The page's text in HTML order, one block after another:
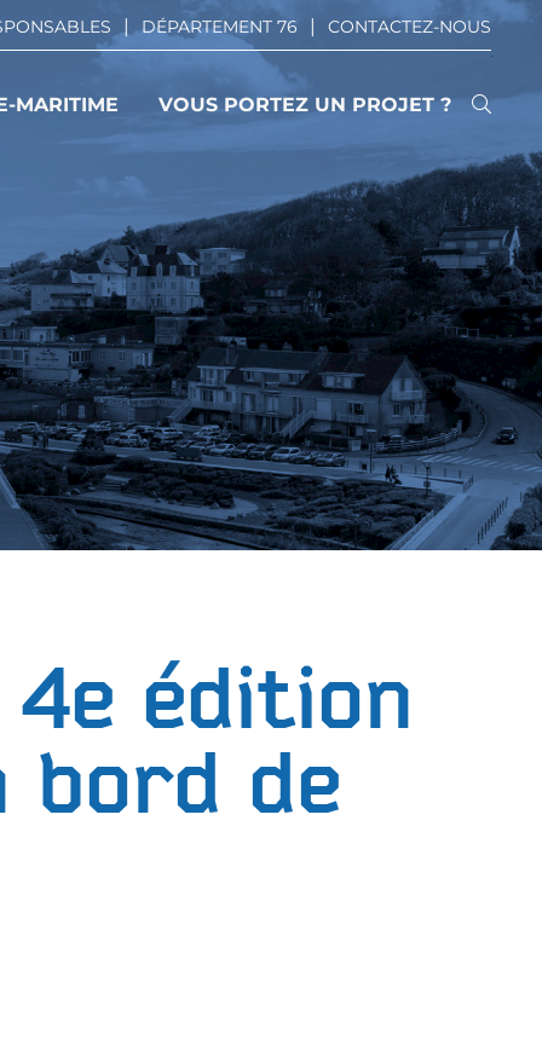
DÉPARTEMENT 76 CONTACTEZ-NOUS
MARITIME VOUS PORTEZ UN PROJET ?
édition
bord de